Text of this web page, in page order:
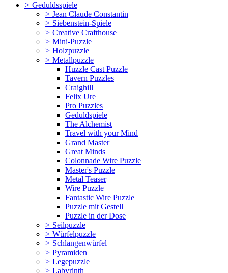
> Geduldsspiele
> Jean Claude Constantin
> Siebenstein-Spiele
> Creative Crafthouse
> Mini-Puzzle
> Holzpuzzle
> Metallpuzzle
Huzzle Cast Puzzle
Tavern Puzzles
Craighill
Felix Ure
Pro Puzzles
Geduldspiele
The Alchemist
Travel with your Mind
Grand Master
Great Minds
Colonnade Wire Puzzle
Master's Puzzle
Metal Teaser
Wire Puzzle
Fantastic Wire Puzzle
Puzzle mit Gestell
Puzzle in der Dose
> Seilpuzzle
> Würfelpuzzle
> Schlangenwürfel
> Pyramiden
> Legepuzzle
> Labyrinth